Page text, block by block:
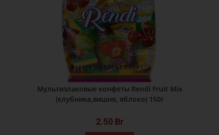
Мультизлаковые конфеты Rendi Fruit Mix
(клубника,вишня, яблоко) 150г
2.50 Br